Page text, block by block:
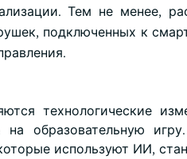
Тем не менее,
подключенных к
технологические
на образовательную
используют ИИ,